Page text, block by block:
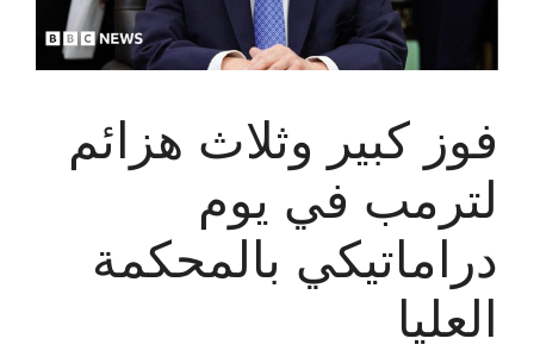
فوز كبير وثلاث هزائم
لترمب في يوم
دراماتيكي بالمحكمة
العليا